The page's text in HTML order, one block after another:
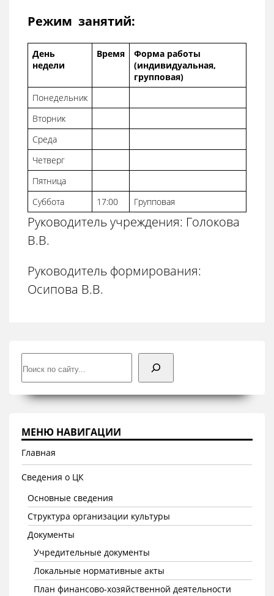
Режим занятий:
День
недели
Время
Форма работы
(индивидуальная,
групповая)
Понедельник
Вторник
Среда
Четверг
Пятница
Суббота
17:00 Групповая
Руководитель учреждения: Голокова
В.В.
Руководитель формирования:
Осипова В.В.
МЕНЮ НАВИГАЦИИ
Главная
Сведения о ЦК
Основные сведения
Структура организации культуры
Документы
Учредительные документы
Локальные нормативные акты
План финансово-хозяйственной деятельности